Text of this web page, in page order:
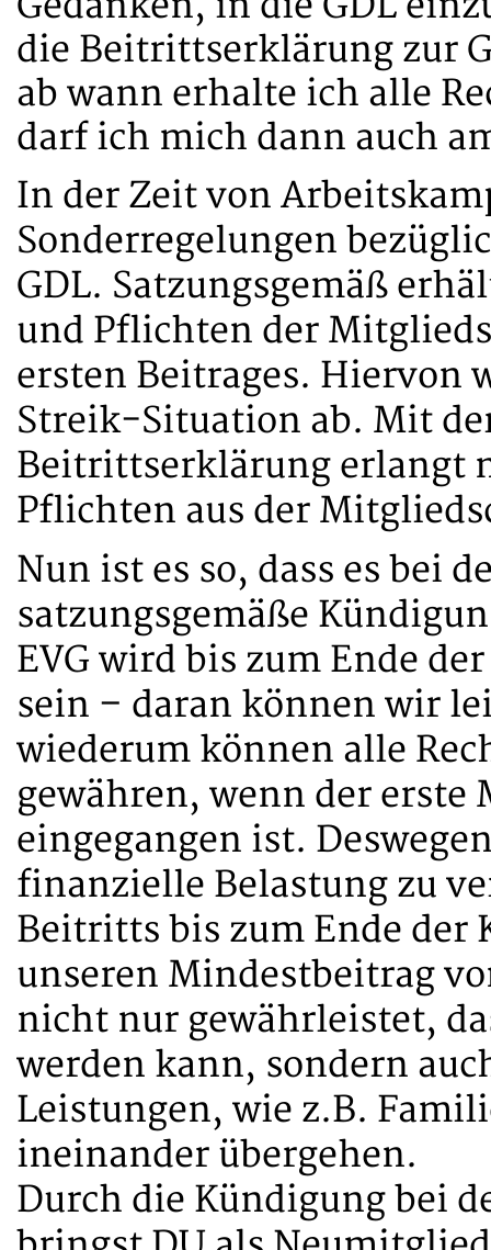
die Beitrittserklärung zur
ab wann erhalte ich alle
darf ich mich dann auch
In der Zeit von
Sonderregelungen
GDL. Satzungsgemäß
und Pflichten der
ersten Beitrages. Hiervon
Streik-Situation ab. Mit
Beitrittserklärung erlangt
Pflichten aus der
Nun ist es so, dass es bei
satzungsgemäße
EVG wird bis zum Ende
sein – daran können wir
wiederum können alle
gewähren, wenn der
eingegangen ist.
finanzielle Belastung zu
Beitritts bis zum Ende der
unseren Mindestbeitrag
nicht nur gewährleistet,
werden kann, sondern
Leistungen, wie z.B.
ineinander übergehen.
Durch die Kündigung bei